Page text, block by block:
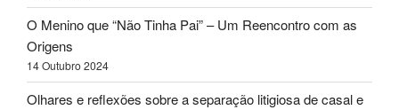
O Menino que “Não Tinha Pai” – Um Reencontro com as
Origens
14 Outubro 2024
Olhares e reflexões sobre a separação litigiosa de casal e